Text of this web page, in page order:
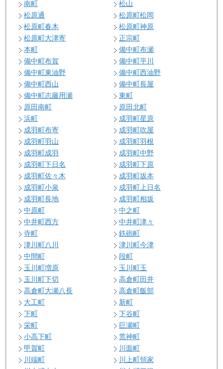
南町
松山
松原通
松原町松岡
松原町春木
松原町神原
松原町大津寄
正宗町
本町
備中町布瀬
備中町布賀
備中町平川
備中町東油野
備中町西油野
備中町西山
備中町長屋
備中町志藤用瀬
東町
原田南町
原田北町
浜町
成羽町星原
成羽町布寄
成羽町吹屋
成羽町羽山
成羽町羽根
成羽町成羽
成羽町中野
成羽町下日名
成羽町下原
成羽町佐々木
成羽町坂本
成羽町小泉
成羽町上日名
成羽町長地
成羽町相坂
中原町
中之町
中井町西方
中井町津々
寺町
鉄砲町
津川町八川
津川町今津
中間町
段町
玉川町増原
玉川町玉
玉川町下切
高倉町田井
高倉町大瀬八長
高倉町飯部
大工町
新町
下町
下谷町
栄町
巨瀬町
小高下町
荒神町
甲賀町
川面町
川端町
川上町領家